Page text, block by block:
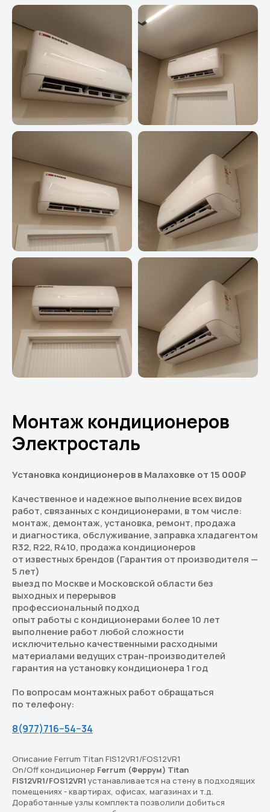
Монтаж кондиционеров
Электросталь
Установка кондиционеров в Малаховке от 15 000₽
Качественное и надежное выполнение всех видов
работ, связанных с кондиционерами, в том числе:
монтаж, демонтаж, установка, ремонт, продажа
и диагностика, обслуживание, заправка хладагентом
R32, R22, R410, продажа кондиционеров
от известных брендов (Гарантия от производителя —
5 лет)
выезд по Москве и Московской области без
выходных и перерывов
профессиональный подход
опыт работы с кондиционерами более 10 лет
выполнение работ любой сложности
исключительно качественными расходными
материалами ведущих стран-производителей
гарантия на установку кондиционера 1 год
По вопросам монтажных работ обращаться
по телефону:
8(977)716−54−34
Описание Ferrum Titan FIS12VR1/FOS12VR1
On/Off кондиционер Ferrum (Феррум) Titan
FIS12VR1/FOS12VR1 устанавливается на стену в подходящих
помещениях - квартирах, офисах, магазинах и т.д.
Доработанные узлы комплекта позволили добиться
Подберём кондиционер,
который действительно
подходит вам
В каталоге — решения для дома, офиса
Перейдите в каталог